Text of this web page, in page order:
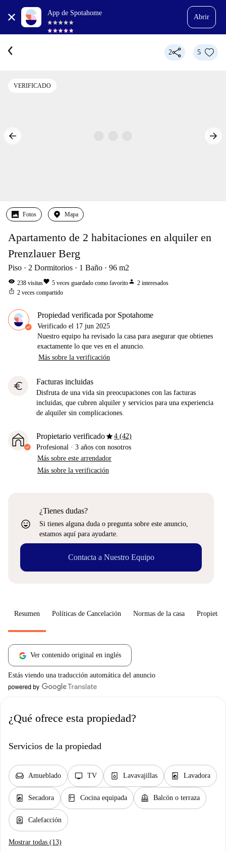
App de Spotahome
Abrir
2 5
VERIFICADO
Fotos Mapa
Apartamento de 2 habitaciones en alquiler en
Prenzlauer Berg
Piso 2 Dormitorios 1 Baño 96 m2
visibility 238 visitasfavorite 5 veces guardado como favoritoperson 2 interesados
ios_share 2 veces compartido
Propiedad verificada por Spotahome
Verificado el 17 jun 2025
Nuestro equipo ha revisado la casa para asegurar que obtienes
exactamente lo que ves en el anuncio.
Más sobre la verificación
euro Facturas incluidas
Disfruta de una vida sin preocupaciones con las facturas
incluidas, que cubren alquiler y servicios para una experiencia
de alquiler sin complicaciones.
Propietario verificadostar4 (42)
Profesional · 3 años con nosotros
Más sobre este arrendador
Más sobre la verificación
sentiment_very_satisfied
¿Tienes dudas?
Si tienes alguna duda o pregunta sobre este anuncio,
estamos aquí para ayudarte.
Contacta a Nuestro Equipo
Resumen Políticas de Cancelación Normas de la casa
Ver contenido original en inglés
Estás viendo una traducción automática del anuncio
¿Qué ofrece esta propiedad?
Servicios de la propiedad
chair Amueblado tv TV dishwasher_gen Lavavajillas local_laundry_service Lavadora
local_laundry_service Secadora kitchen Cocina equipada balcony Balcón o terraza
water_heater Calefacción
Mostrar todas (13)